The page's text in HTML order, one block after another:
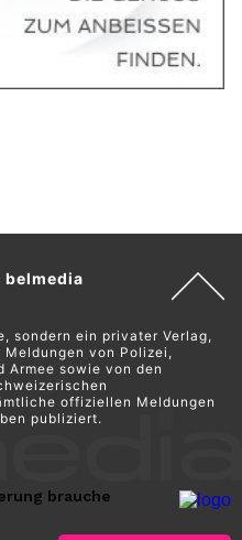
belmedia
sondern ein privater Verlag,
von Polizei,
Armee sowie von den
offiziellen Meldungen
publiziert.